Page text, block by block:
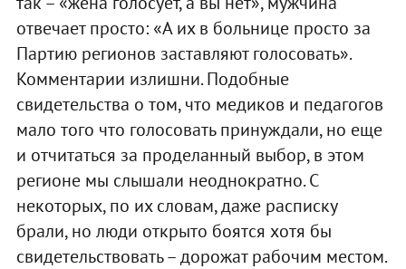
отвечает просто: «А их в больнице просто за
Партию регионов заставляют голосовать».
Комментарии излишни. Подобные
свидетельства о том, что медиков и педагогов
мало того что голосовать принуждали, но еще
и отчитаться за проделанный выбор, в этом
регионе мы слышали неоднократно. С
некоторых, по их словам, даже расписку
брали, но люди открыто боятся хотя бы
свидетельствовать – дорожат рабочим местом.